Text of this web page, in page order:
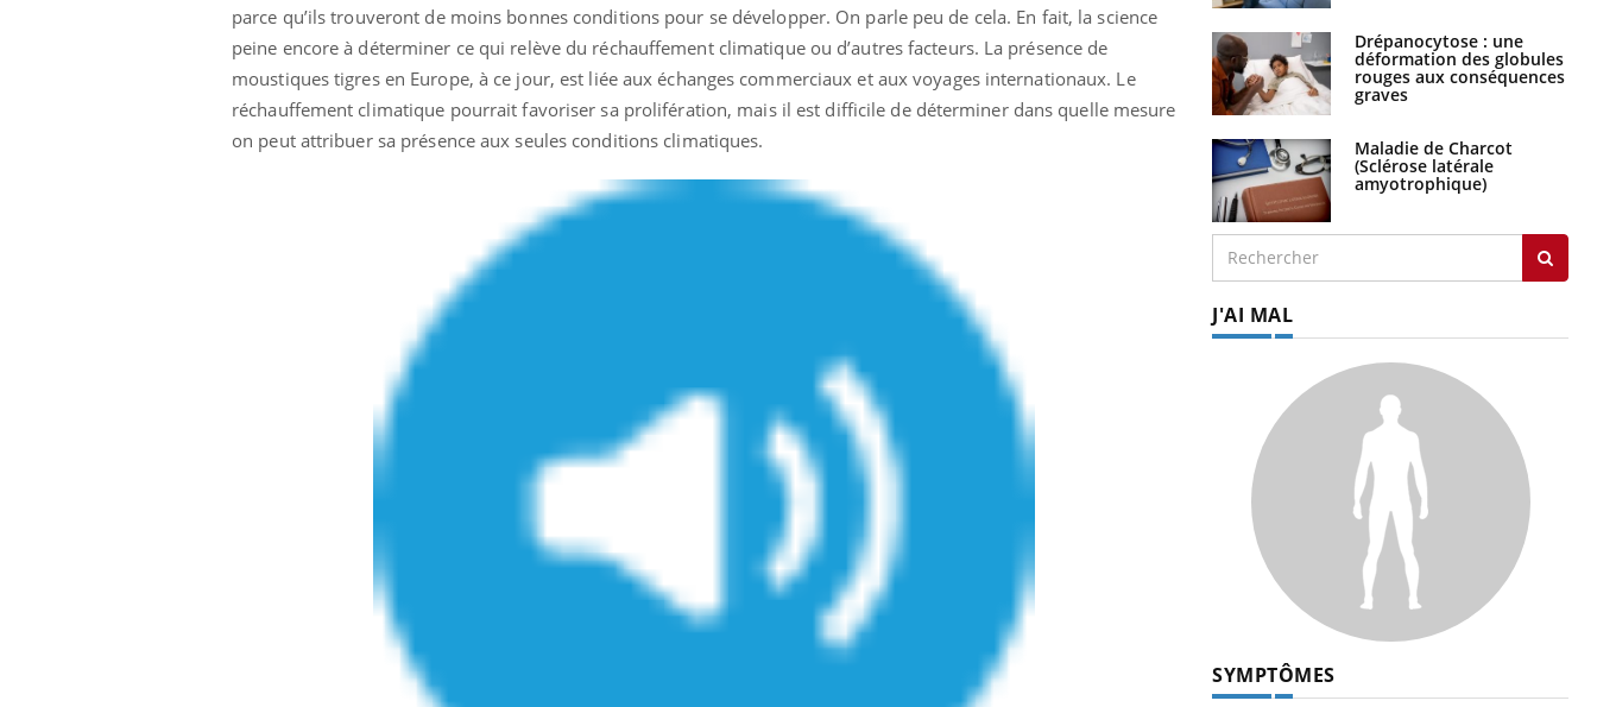
parce qu’ils trouveront de moins bonnes conditions pour se développer. On parle peu de cela. En fait, la science
peine encore à déterminer ce qui relève du réchauffement climatique ou d’autres facteurs. La présence de
moustiques tigres en Europe, à ce jour, est liée aux échanges commerciaux et aux voyages internationaux. Le
réchauffement climatique pourrait favoriser sa prolifération, mais il est difficile de déterminer dans quelle mesure
on peut attribuer sa présence aux seules conditions climatiques.
Drépanocytose : une
déformation des globules
rouges aux conséquences
graves
Maladie de Charcot
(Sclérose latérale
amyotrophique)
J'AI MAL
SYMPTÔMES